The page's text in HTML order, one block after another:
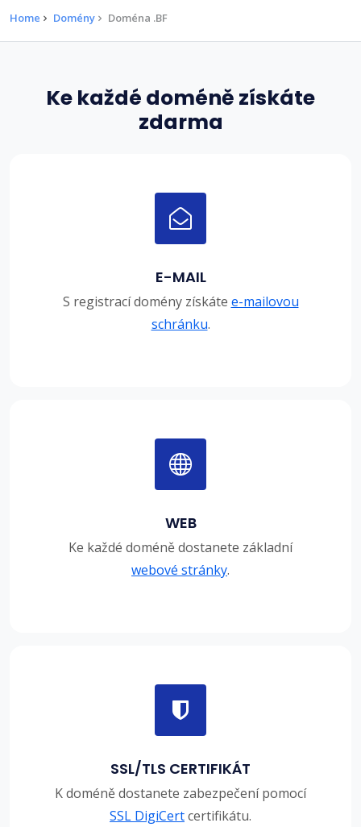
Home Domény Doména .BF
Ke každé doméně získáte
zdarma
E-MAIL
S registrací domény získáte e-mailovou
schránku.
WEB
Ke každé doméně dostanete základní
webové stránky.
SSL/TLS CERTIFIKÁT
K doméně dostanete zabezpečení pomocí
SSL DigiCertcertifikátu.